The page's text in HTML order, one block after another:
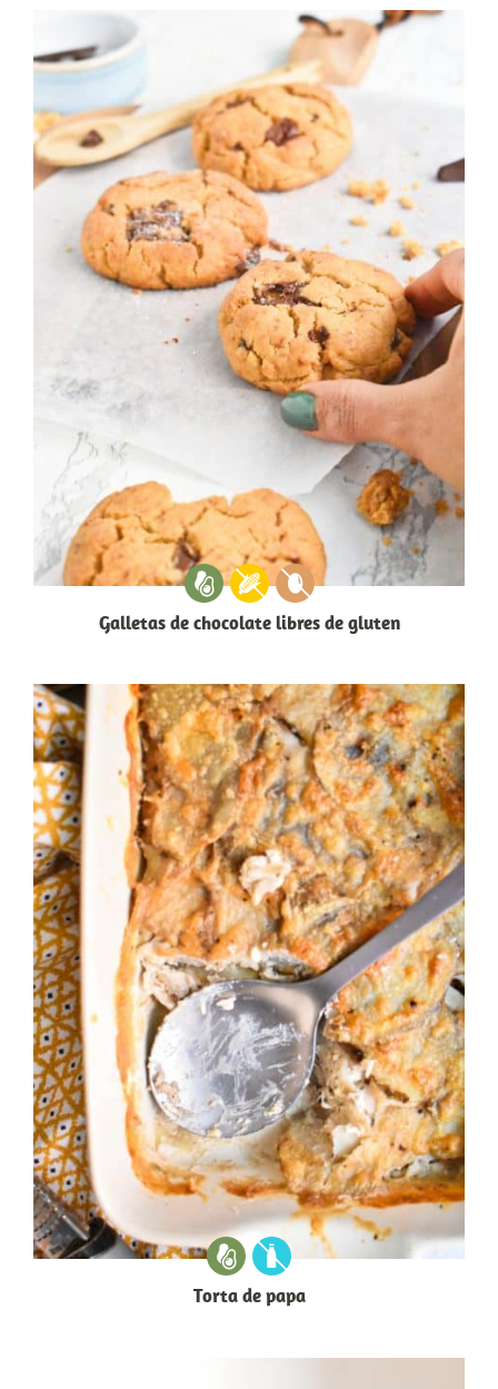
Galletas de chocolate libres de gluten
Torta de papa